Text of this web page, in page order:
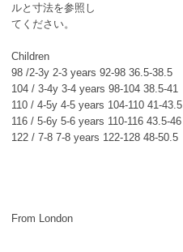
ルと寸法を参照し
てください。
Children
98 /2-3y 2-3 years 92-98 36.5-38.5
104 / 3-4y 3-4 years 98-104 38.5-41
110 / 4-5y 4-5 years 104-110 41-43.5
116 / 5-6y 5-6 years 110-116 43.5-46
122 / 7-8 7-8 years 122-128 48-50.5
From London